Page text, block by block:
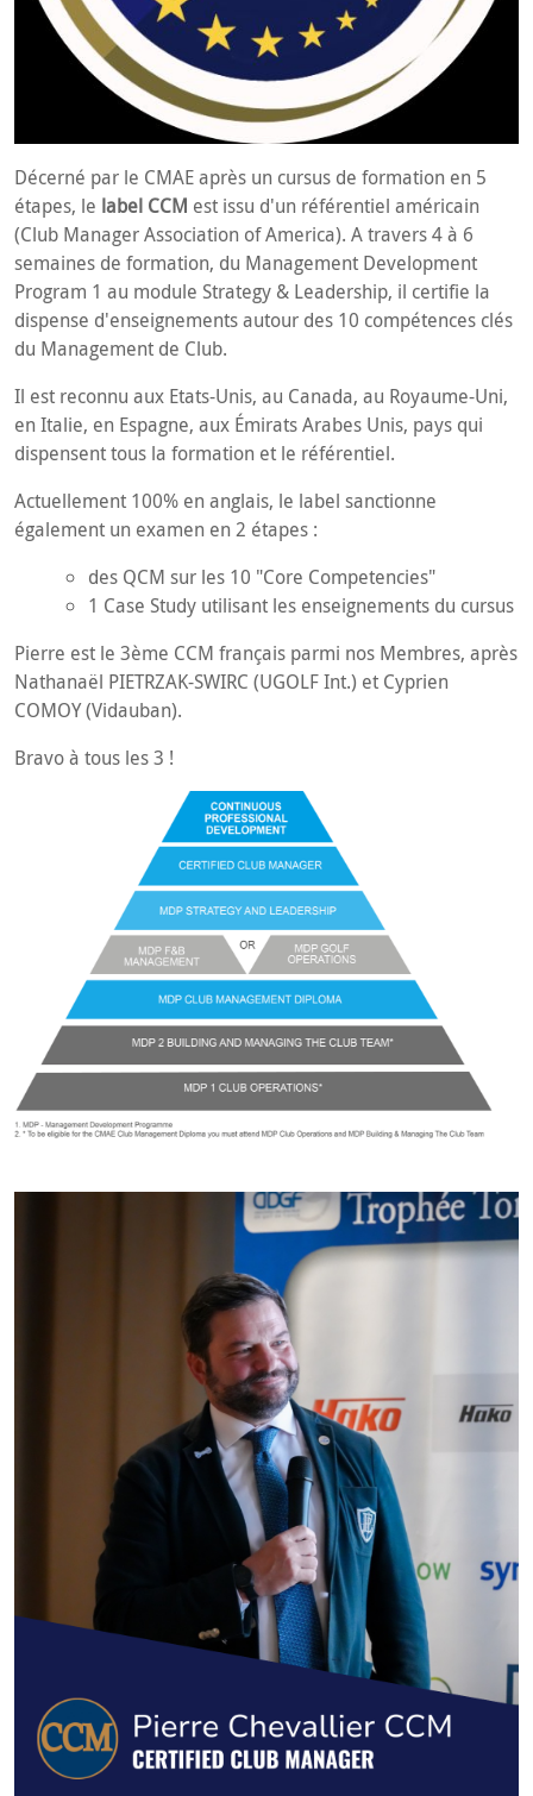
Décerné par le CMAE après un cursus de formation en 5
étapes, le label CCM est issu d'un référentiel américain
(Club Manager Association of America). A travers 4 à 6
semaines de formation, du Management Development
Program 1 au module Strategy & Leadership, il certifie la
dispense d'enseignements autour des 10 compétences clés
du Management de Club.
Il est reconnu aux Etats-Unis, au Canada, au Royaume-Uni,
en Italie, en Espagne, aux Émirats Arabes Unis, pays qui
dispensent tous la formation et le référentiel.
Actuellement 100% en anglais, le label sanctionne
également un examen en 2 étapes :
des QCM sur les 10 "Core Competencies"
1 Case Study utilisant les enseignements du cursus
Pierre est le 3ème CCM français parmi nos Membres, après
Nathanaël PIETRZAK-SWIRC (UGOLF Int.) et Cyprien
COMOY (Vidauban).
Bravo à tous les 3 !